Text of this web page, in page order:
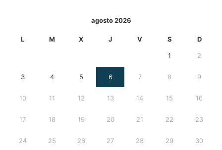
agosto 2026
L M X J V S D
1 2
3 4 5 6 7 8 9
10 11 12 13 14 15 16
17 18 19 20 21 22 23
24 25 26 27 28 29 30